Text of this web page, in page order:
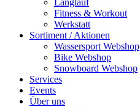
Fitness & Workout
Werkstatt
Sortiment / Aktionen
Wassersport Webshop
Bike Webshop
Snowboard Webshop
Services
Events
Über uns